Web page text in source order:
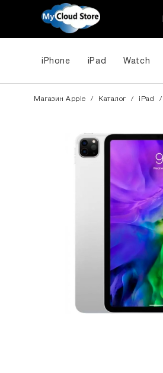
iPhone iPad Watch
Магазин Apple / Каталог / iPad /